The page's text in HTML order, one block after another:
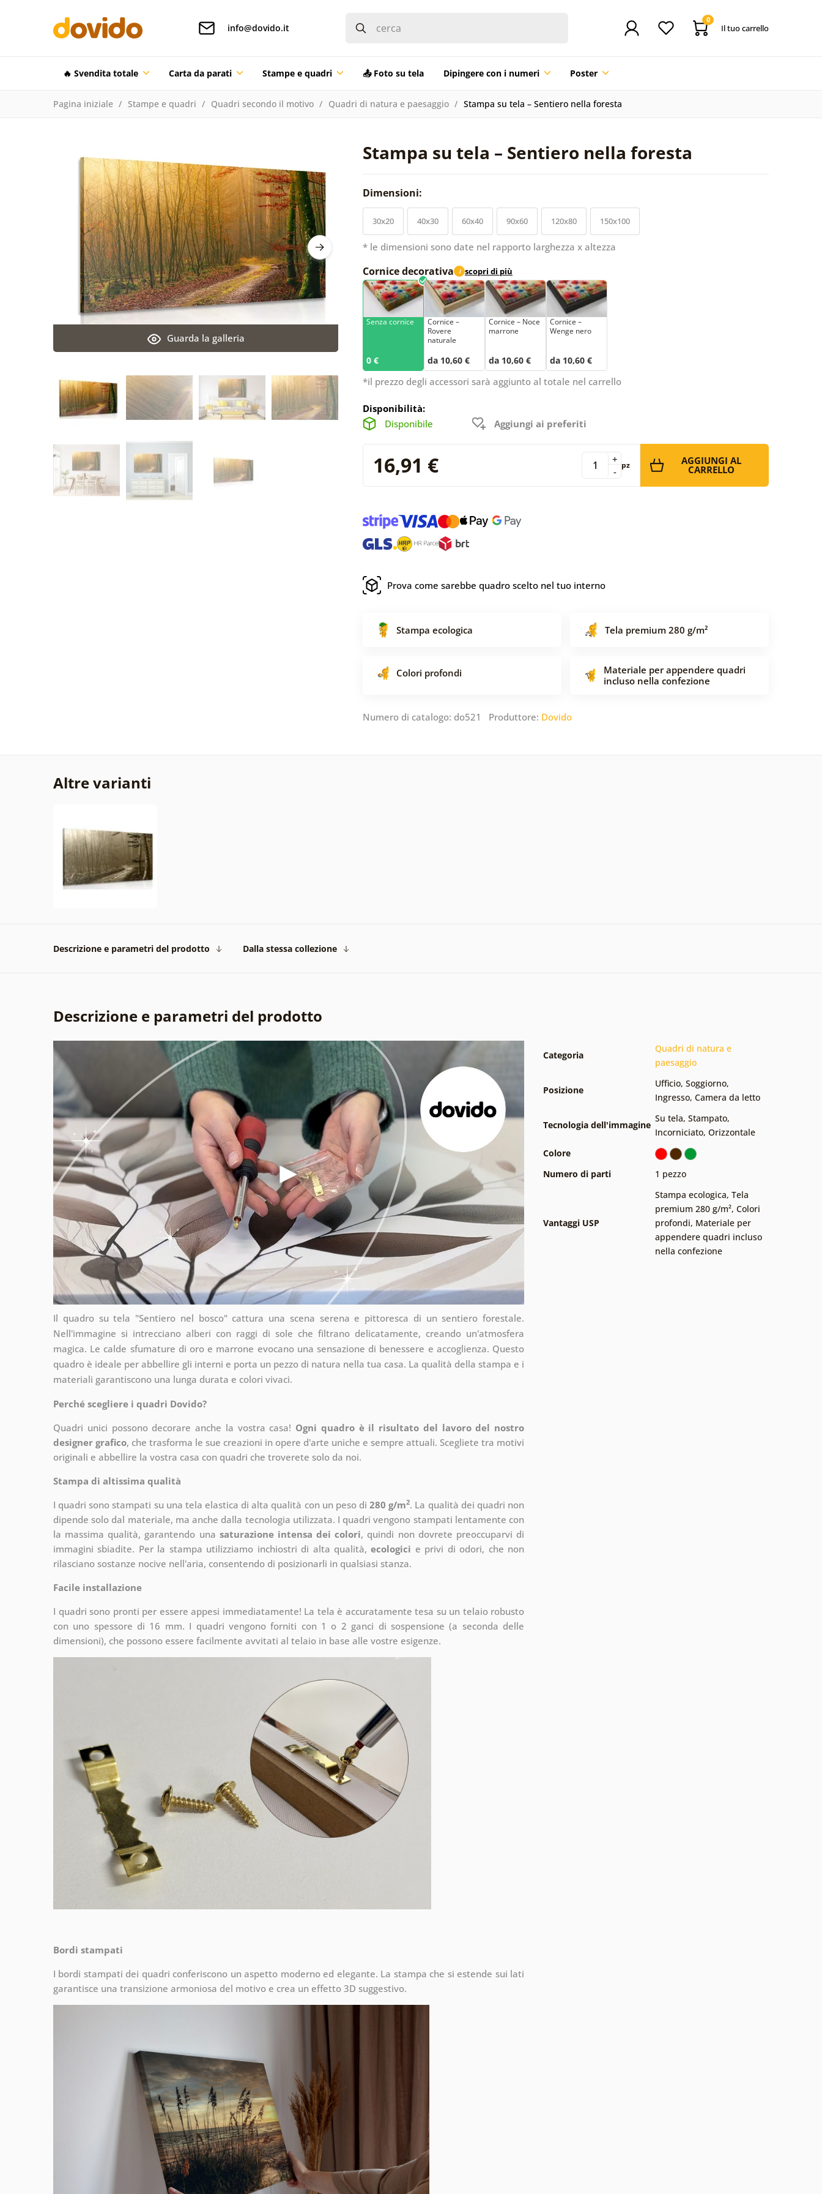
info@dovido.it
0
Il tuo carrello
🔥 Svendita totale Carta da parati Stampe e quadri 📤 Foto su tela Dipingere con i numeri Poster
Pagina iniziale Stampe e quadri Quadri secondo il motivo Quadri di natura e paesaggio Stampa su tela – Sentiero nella foresta
Stampa su tela – Sentiero nella foresta
Guarda la galleria
Dimensioni:
30x20 40x30 60x40 90x60 120x80 150x100
* le dimensioni sono date nel rapporto larghezza x altezza
Cornice decorativa i scopri di più
Senza cornice
0 €
Cornice –
Rovere
naturale
da 10,60 €
Cornice – Noce
marrone
da 10,60 €
Cornice –
Wenge nero
da 10,60 €
*il prezzo degli accessori sarà aggiunto al totale nel carrello
Disponibilità:
Disponibile
Aggiungi ai preferiti
16,91 € -
+ pz AGGIUNGI AL
CARRELLO
Prova come sarebbe quadro scelto nel tuo interno
Stampa ecologica Tela premium 280 g/m²
Colori profondi
Materiale per appendere quadri
incluso nella confezione
Numero di catalogo: do521 Produttore: Dovido
Altre varianti
Descrizione e parametri del prodotto Dalla stessa collezione
Descrizione e parametri del prodotto
Il quadro su tela "Sentiero nel bosco" cattura una scena serena e pittoresca di un sentiero forestale.
Nell'immagine si intrecciano alberi con raggi di sole che filtrano delicatamente, creando un'atmosfera
magica. Le calde sfumature di oro e marrone evocano una sensazione di benessere e accoglienza. Questo
quadro è ideale per abbellire gli interni e porta un pezzo di natura nella tua casa. La qualità della stampa e i
materiali garantiscono una lunga durata e colori vivaci.
Perché scegliere i quadri Dovido?
Quadri unici possono decorare anche la vostra casa! Ogni quadro è il risultato del lavoro del nostro
designer grafico, che trasforma le sue creazioni in opere d'arte uniche e sempre attuali. Scegliete tra motivi
originali e abbellire la vostra casa con quadri che troverete solo da noi.
Stampa di altissima qualità
I quadri sono stampati su una tela elastica di alta qualità con un peso di280 g/m2. La qualità dei quadri non
dipende solo dal materiale, ma anche dalla tecnologia utilizzata. I quadri vengono stampati lentamente con
la massima qualità, garantendo una saturazione intensa dei colori, quindi non dovrete preoccuparvi di
immagini sbiadite. Per la stampa utilizziamo inchiostri di alta qualità,ecologici e privi di odori, che non
rilasciano sostanze nocive nell'aria, consentendo di posizionarli in qualsiasi stanza.
Facile installazione
I quadri sono pronti per essere appesi immediatamente! La tela è accuratamente tesa su un telaio robusto
con uno spessore di 16 mm. I quadri vengono forniti con 1 o 2 ganci di sospensione (a seconda delle
dimensioni), che possono essere facilmente avvitati al telaio in base alle vostre esigenze.
Bordi stampati
I bordi stampati dei quadri conferiscono un aspetto moderno ed elegante. La stampa che si estende sui lati
garantisce una transizione armoniosa del motivo e crea un effetto 3D suggestivo.
Categoria
Quadri di natura e
paesaggio
Posizione
Ufficio, Soggiorno,
Ingresso, Camera da letto
Tecnologia dell'immagine
Su tela, Stampato,
Incorniciato, Orizzontale
Colore
Numero di parti
1 pezzo
Vantaggi USP
Stampa ecologica, Tela
premium 280 g/m², Colori
profondi, Materiale per
appendere quadri incluso
nella confezione